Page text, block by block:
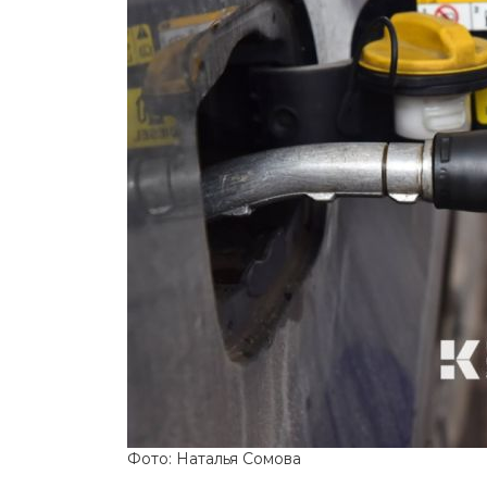
Фото: Наталья Сомова